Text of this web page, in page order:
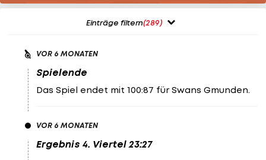
Einträge filtern(289)
VOR 6 MONATEN
Spielende
Das Spiel endet mit 100:87 für Swans Gmunden.
VOR 6 MONATEN
Ergebnis 4. Viertel 23:27